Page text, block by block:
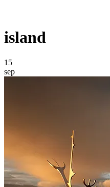
island
15
sep